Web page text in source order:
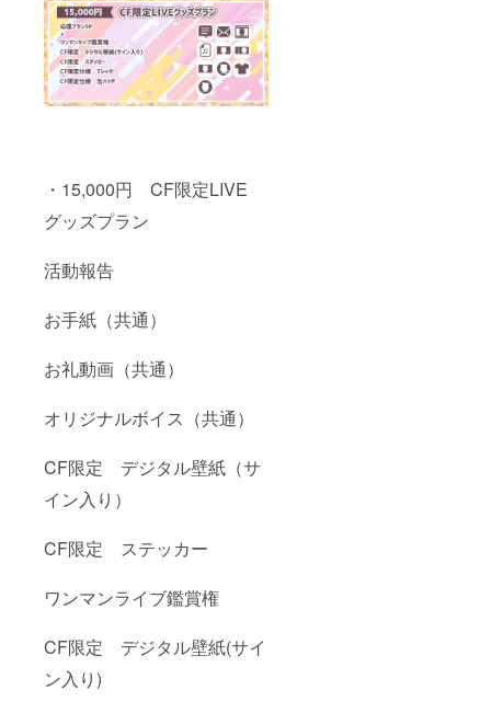
・15,000円 CF限定LIVE
グッズプラン
活動報告
お手紙（共通）
お礼動画（共通）
オリジナルボイス（共通）
CF限定 デジタル壁紙（サ
イン入り）
CF限定 ステッカー
ワンマンライブ鑑賞権
CF限定 デジタル壁紙(サイ
ン入り)